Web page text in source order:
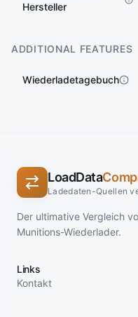
Hersteller
ADDITIONAL FEATURES
Wiederladetagebuch
LoadData
Ladedaten-Quellen
Der ultimative Vergleich
Munitions-Wiederlader.
Links
Kontakt